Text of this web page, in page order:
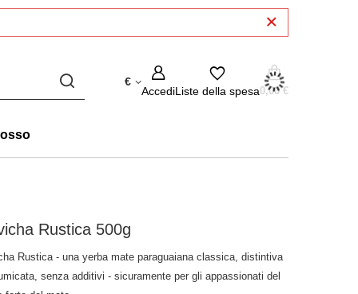
€
AccediListe della spesa0,00 €
Rustica 500g
Rustica - una yerba mate paraguaiana classica, distintiva
senza additivi - sicuramente per gli appassionati del